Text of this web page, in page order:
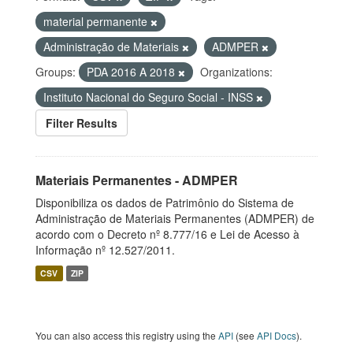
material permanente
Administração de Materiais
ADMPER
Groups:
PDA 2016 A 2018
Organizations:
Instituto Nacional do Seguro Social - INSS
Filter Results
Materiais Permanentes - ADMPER
Disponibiliza os dados de Patrimônio do Sistema de
Administração de Materiais Permanentes (ADMPER) de
acordo com o Decreto nº 8.777/16 e Lei de Acesso à
Informação nº 12.527/2011.
CSV ZIP
You can also access this registry using the API (see API Docs).